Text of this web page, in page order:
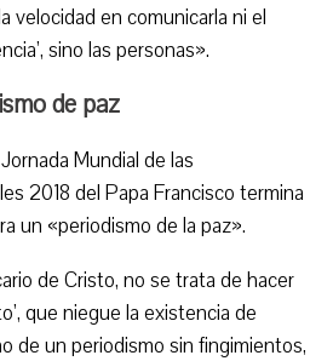
velocidad en comunicarla ni el
sino las personas».
de paz
Mundial de las
2018 del Papa Francisco termina
un «periodismo de la paz».
de Cristo, no se trata de hacer
que niegue la existencia de
de un periodismo sin fingimientos,